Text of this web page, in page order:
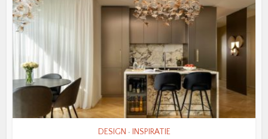
DESIGN • INSPIRATIE